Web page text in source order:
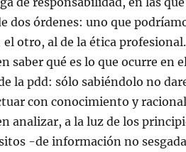
dos órdenes: uno que
el otro, al de la ética
saber qué es lo que ocurre en
la pdd: sólo sabiéndolo no
con conocimiento y
analizar, a la luz de los
-de información no